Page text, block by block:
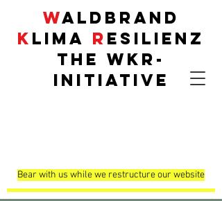
Waldbrand
K lima R esilienz
THE WKR -
INITIATIVE
Bear with us while we restructure our website